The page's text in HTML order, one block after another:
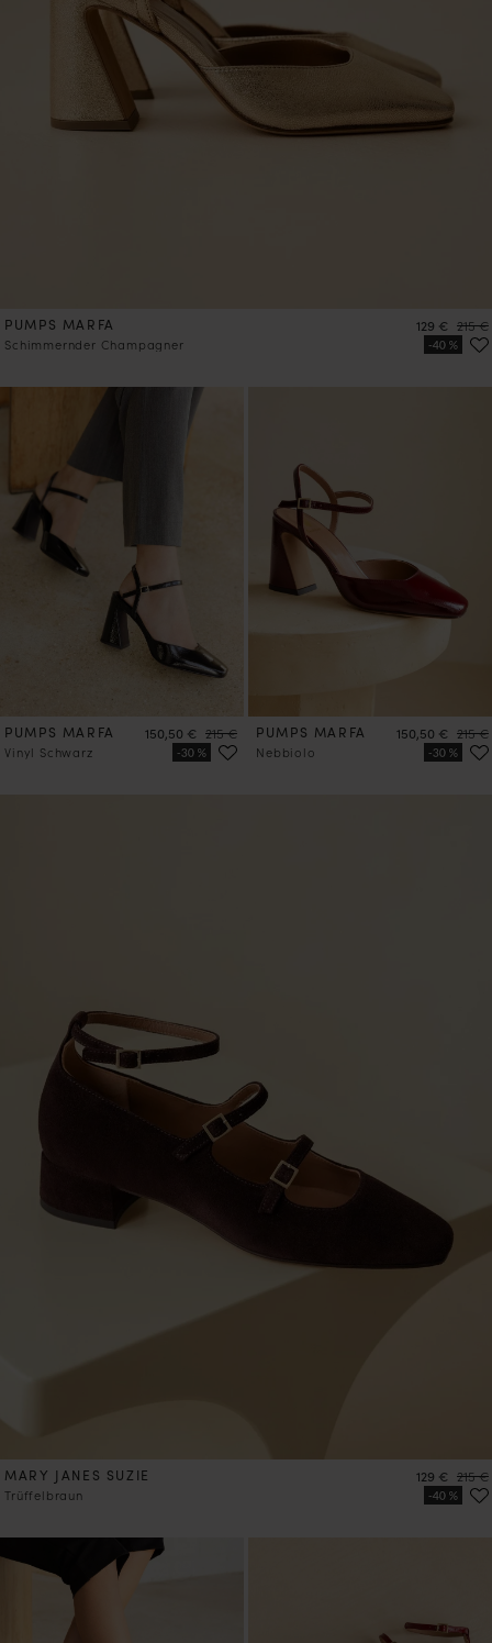
PUMPS MARFA
Schimmernder Champagner
Preis
129 € Preis
215 €
PUMPS MARFA
Vinyl Schwarz
Preis
150,50 € Preis
215 € PUMPS MARFA
Nebbiolo
Preis
150,50 € Preis
215 €
MARY JANES SUZIE
Trüffelbraun
Preis
129 € Preis
215 €